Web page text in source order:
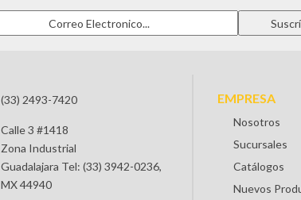
(33) 2493-7420
Calle 3 #1418
Zona Industrial
Guadalajara Tel: (33) 3942-0236,
MX 44940
EMPRESA
Nosotros
Sucursales
Catálogos
Nuevos